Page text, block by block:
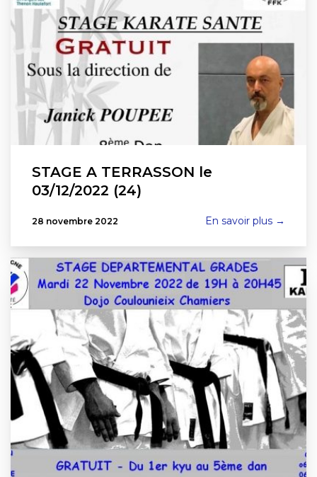
STAGE A TERRASSON le
03/12/2022 (24)
28 novembre 2022 En savoir plus →